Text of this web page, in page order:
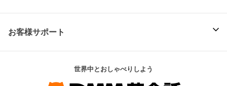
お客様サポート
世界中とおしゃべりしよう